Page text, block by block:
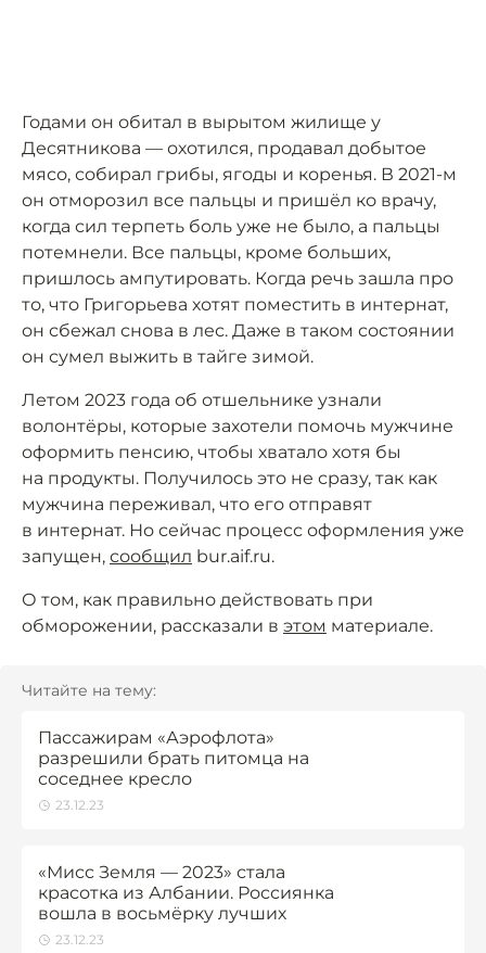
Годами он обитал в вырытом жилище у
Десятникова — охотился, продавал добытое
мясо, собирал грибы, ягоды и коренья. В 2021-м
он отморозил все пальцы и пришёл ко врачу,
когда сил терпеть боль уже не было, а пальцы
потемнели. Все пальцы, кроме больших,
пришлось ампутировать. Когда речь зашла про
то, что Григорьева хотят поместить в интернат,
он сбежал снова в лес. Даже в таком состоянии
он сумел выжить в тайге зимой.
Летом 2023 года об отшельнике узнали
волонтёры, которые захотели помочь мужчине
оформить пенсию, чтобы хватало хотя бы
на продукты. Получилось это не сразу, так как
мужчина переживал, что его отправят
в интернат. Но сейчас процесс оформления уже
запущен, сообщил bur.aif.ru.
О том, как правильно действовать при
обморожении, рассказали в этом материале.
Читайте на тему:
Пассажирам «Аэрофлота»
разрешили брать питомца на
соседнее кресло
23.12.23
«Мисс Земля — 2023» стала
красотка из Албании. Россиянка
вошла в восьмёрку лучших
23.12.23